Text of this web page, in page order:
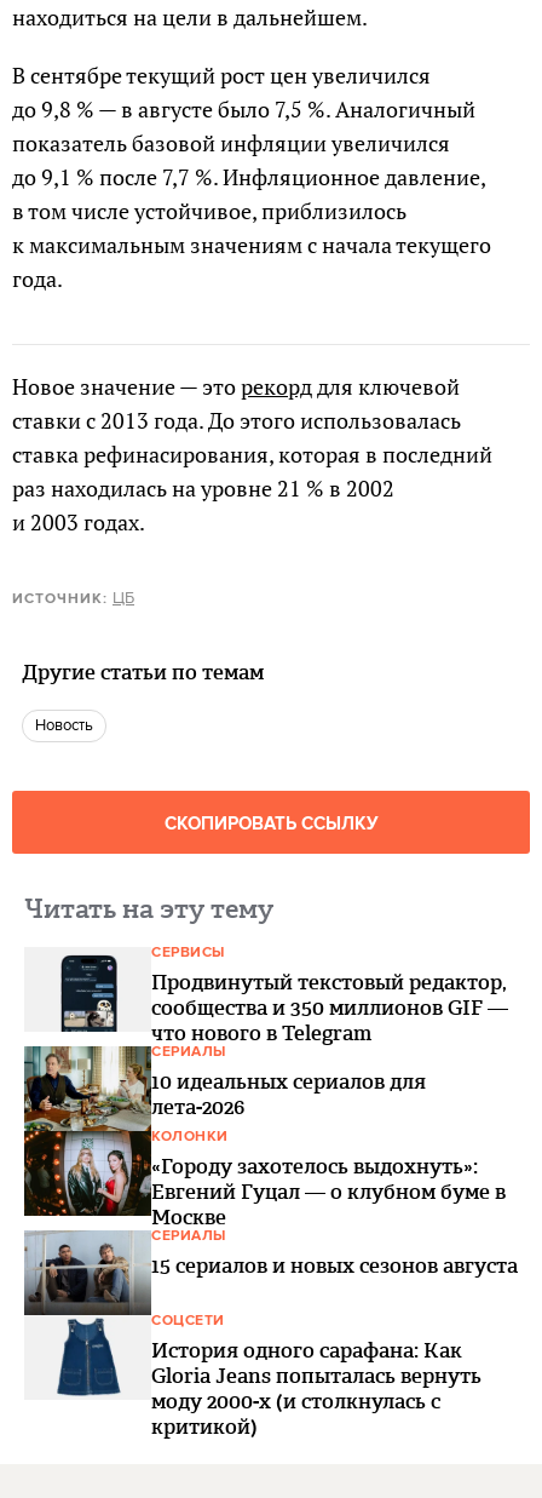
находиться на цели в дальнейшем.
В сентябре текущий рост цен увеличился
до 9,8 % — в августе было 7,5 %. Аналогичный
показатель базовой инфляции увеличился
до 9,1 % после 7,7 %. Инфляционное давление,
в том числе устойчивое, приблизилось
к максимальным значениям с начала текущего
года.
Новое значение — эторекорддля ключевой
ставки с 2013 года. До этого использовалась
ставка рефинасирования, которая в последний
раз находилась на уровне 21 % в 2002
и 2003 годах.
ИСТОЧНИК: ЦБ
Другие статьи по темам
Новость
СКОПИРОВАТЬ ССЫЛКУ
Читать на эту тему
СЕРВИСЫ
Продвинутый текстовый редактор,
сообщества и 350 миллионов GIF —
что нового в Telegram
СЕРИАЛЫ
10 идеальных сериалов для
лета-2026
КОЛОНКИ
«Городу захотелось выдохнуть»:
Евгений Гуцал — о клубном буме в
Москве
СЕРИАЛЫ
15 сериалов и новых сезонов августа
СОЦСЕТИ
История одного сарафана: Как
Gloria Jeans попыталась вернуть
моду 2000-х (и столкнулась с
критикой)